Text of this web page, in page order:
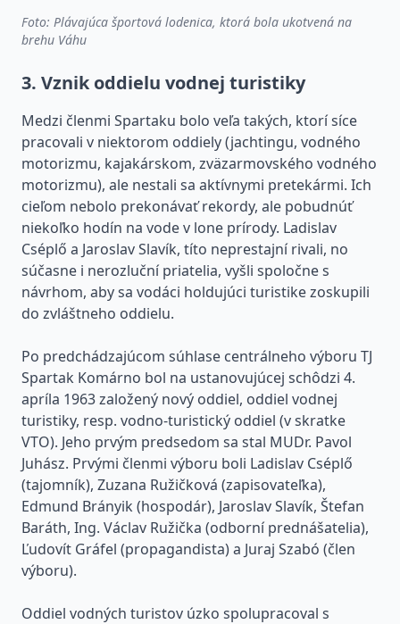
Foto: Plávajúca športová lodenica, ktorá bola ukotvená na
brehu Váhu
3. Vznik oddielu vodnej turistiky
Medzi členmi Spartaku bolo veľa takých, ktorí síce
pracovali v niektorom oddiely (jachtingu, vodného
motorizmu, kajakárskom, zväzarmovského vodného
motorizmu), ale nestali sa aktívnymi pretekármi. Ich
cieľom nebolo prekonávať rekordy, ale pobudnúť
niekoľko hodín na vode v lone prírody. Ladislav
Cséplő a Jaroslav Slavík, títo neprestajní rivali, no
súčasne i nerozluční priatelia, vyšli spoločne s
návrhom, aby sa vodáci holdujúci turistike zoskupili
do zvláštneho oddielu.
Po predchádzajúcom súhlase centrálneho výboru TJ
Spartak Komárno bol na ustanovujúcej schôdzi 4.
apríla 1963 založený nový oddiel, oddiel vodnej
turistiky, resp. vodno-turistický oddiel (v skratke
VTO). Jeho prvým predsedom sa stal MUDr. Pavol
Juhász. Prvými členmi výboru boli Ladislav Cséplő
(tajomník), Zuzana Ružičková (zapisovateľka),
Edmund Brányik (hospodár), Jaroslav Slavík, Štefan
Baráth, Ing. Václav Ružička (odborní prednášatelia),
Ľudovít Gráfel (propagandista) a Juraj Szabó (člen
výboru).
Oddiel vodných turistov úzko spolupracoval s